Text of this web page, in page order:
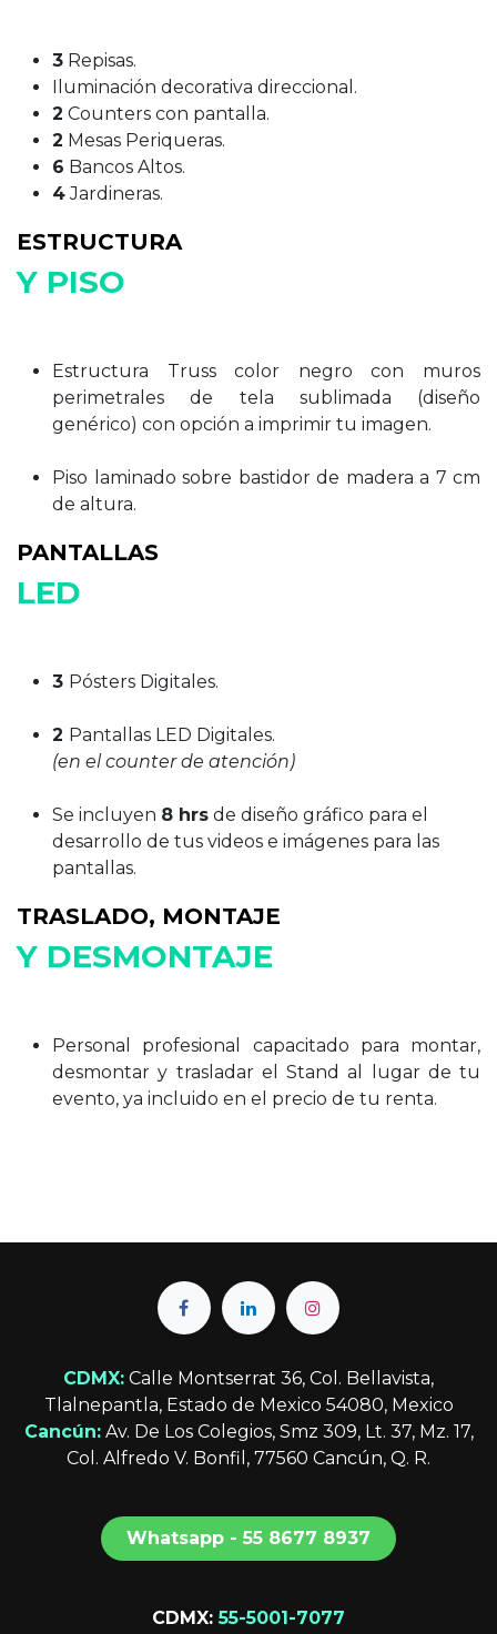
3 Repisas.
Iluminación decorativa direccional.
2 Counters con pantalla.
2 Mesas Periqueras.
6 Bancos Altos.
4​Jardineras.
ESTRUCTURA
Y PISO
Estructura Truss color negro con muros
perimetrales de tela sublimada (diseño
genérico) con opción a imprimir tu imagen.
Piso laminado sobre bastidor de madera a 7 cm
de altura.
PANTALLAS
LED
3 Pósters Digitales.
2 Pantallas LED Digitales.
(en el counter de atención)
Se incluyen 8 hrs de diseño gráfico para el
desarrollo de tus videos e imágenes para las
pantallas.
TRASLADO, MONTAJE
Y DESMONTAJE
Personal profesional capacitado para montar,
desmontar y trasladar el Stand al lugar de tu
evento, ya incluido en el precio de tu renta.
CDMX: Calle Montserrat 36, Col. Bellavista,
Tlalnepantla, Estado de Mexico 54080, Mexico
Cancún: Av. De Los Colegios, Smz 309, Lt. 37, Mz. 17,
Col. Alfredo V. Bonfil, 77560 Cancún, Q. R.
Whatsapp - 55 8677 8​​​​937
CDMX:55-5001-7077